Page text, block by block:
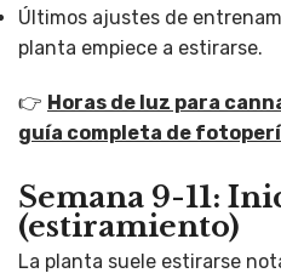
Últimos ajustes de
planta empiece a estirarse.
👉 Horas de luz para
guía completa de
Semana 9-11:
(estiramiento)
La planta suele estirarse